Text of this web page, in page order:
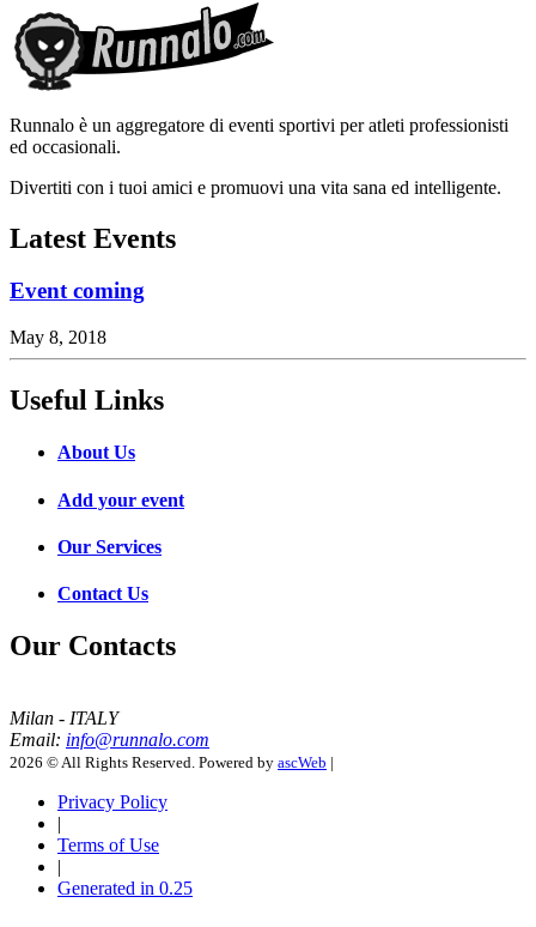
Runnalo è un aggregatore di eventi sportivi per atleti professionisti
ed occasionali.
Divertiti con i tuoi amici e promuovi una vita sana ed intelligente.
Latest Events
Event coming
May 8, 2018
Useful Links
About Us
Add your event
Our Services
Contact Us
Our Contacts
Milan - ITALY
Email: info@runnalo.com
2026 © All Rights Reserved. Powered by ascWeb |
Privacy Policy
|
Terms of Use
|
Generated in 0.25